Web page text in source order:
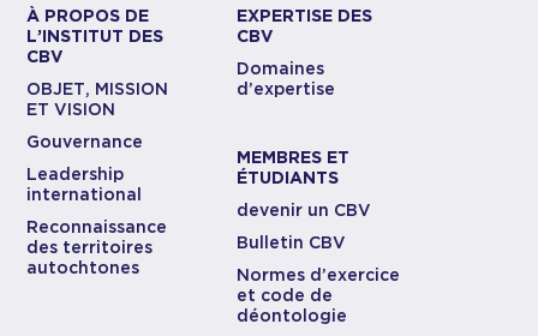
À PROPOS DE
L’INSTITUT DES
CBV
OBJET, MISSION
ET VISION
Gouvernance
Leadership
international
Reconnaissance
des territoires
autochtones
EXPERTISE DES
CBV
Domaines
d’expertise
MEMBRES ET
ÉTUDIANTS
devenir un CBV
Bulletin CBV
Normes d’exercice
et code de
déontologie